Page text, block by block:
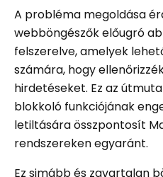
A probléma megoldása
webböngészők előugró
felszerelve, amelyek
számára, hogy
hirdetéseket. Ez az
blokkoló funkciójának
letiltására összpontosít
rendszereken egyaránt.
Ez simább és zavartalan